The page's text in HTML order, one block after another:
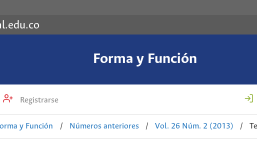
Forma y Función
Registrarse
y Función / Números anteriores / Vol. 26 Núm. 2 (2013) /